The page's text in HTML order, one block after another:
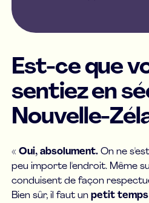
Est-ce que
sentiez en
Nouvelle-
«Oui, absolument. On ne
peu importe l'endroit. Même
conduisent de façon
Bien sûr, il faut un petit temps